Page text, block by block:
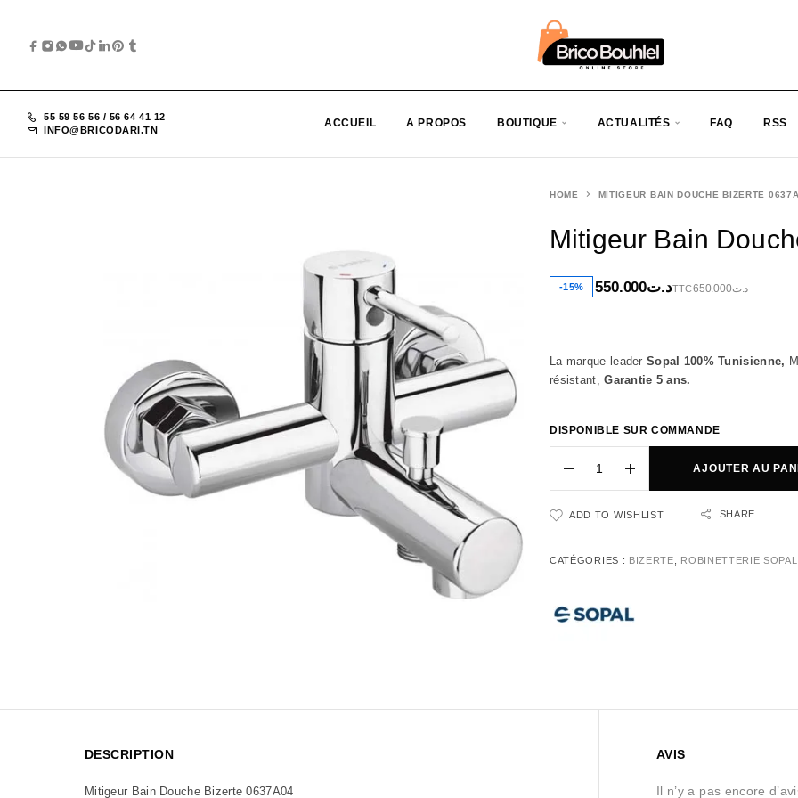
55 59 56 56 / 56 64 41 12
INFO@BRICODARI.TN
ACCUEIL A PROPOS BOUTIQUE ACTUALITÉS FAQ RSS
HOME MITIGEUR BAIN DOUCHE BIZERTE
Mitigeur Bain
-15% د.ت650.000 د.ت550.000 TTC
La marque leader Sopal 100% Tunisienne,
résistant,Garantie 5 ans.
DISPONIBLE SUR COMMANDE
AJOUTER AU
ADD TO WISHLIST SHARE
CATÉGORIES : BIZERTE, ROBINETTERIE SOPAL
DESCRIPTION
Mitigeur Bain Douche Bizerte 0637A04
AVIS
Il n’y a pas encore